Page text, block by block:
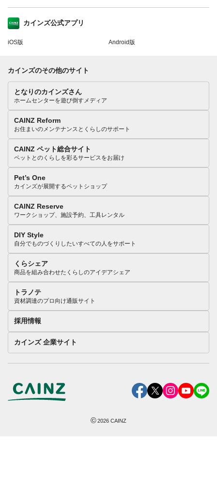
カインズ公式アプリ
iOS版 Android版
カインズのその他のサイト
となりのカインズさん
ホームセンターを遊び倒すメディア
CAINZ Reform
お住まいのメンテナンスとくらしのサポート
CAINZ ペット総合サイト
ペットとのくらしを彩るサービスをお届け
Pet’s One
カインズが展開するペットショップ
CAINZ Reserve
ワークショップ、施設予約、工具レンタル
DIY Style
自分でものづくりしたいすべての人をサポート
くらシェア
商品を組み合わせたくらしのアイデアシェア
トラノテ
資材調達のプロ向け通販サイト
採用情報
カインズ 企業サイト
©2026 CAINZ